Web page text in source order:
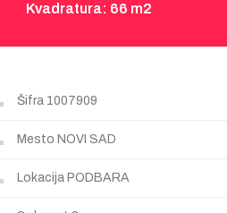
Kvadratura: 66 m2
Šifra 1007909
Mesto NOVI SAD
Lokacija PODBARA